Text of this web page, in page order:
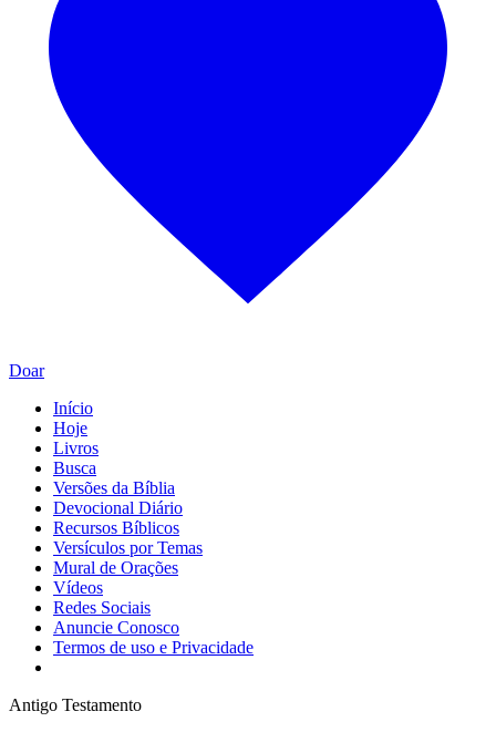
Doar
Início
Hoje
Livros
Busca
Versões da Bíblia
Devocional Diário
Recursos Bíblicos
Versículos por Temas
Mural de Orações
Vídeos
Redes Sociais
Anuncie Conosco
Termos de uso e Privacidade
Antigo Testamento